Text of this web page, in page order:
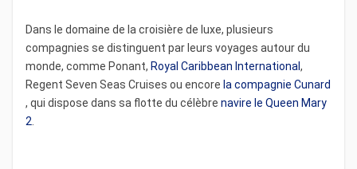
Dans le domaine de la croisière de luxe, plusieurs
compagnies se distinguent par leurs voyages autour du
monde, comme Ponant, Royal Caribbean International ,
Regent Seven Seas Cruises ou encore la compagnie Cunard
, qui dispose dans sa flotte du célèbre navire le Queen Mary
2